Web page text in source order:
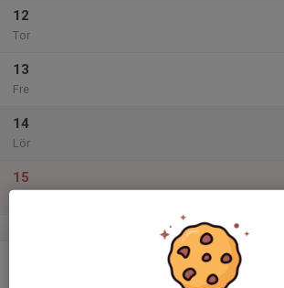
12
Tor
13
Fre
14
Lör
15
v.12